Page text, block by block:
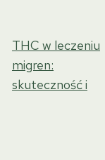
THC w leczeniu
migren:
skuteczność i